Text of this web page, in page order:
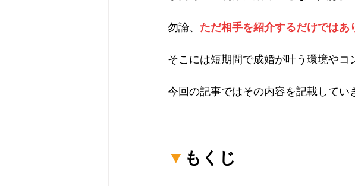
勿論、 ただ相手を紹介するだけではあ
そこには短期間で成婚が叶う環境やコ
今回の記事ではその内容を記載してい
▼ もくじ